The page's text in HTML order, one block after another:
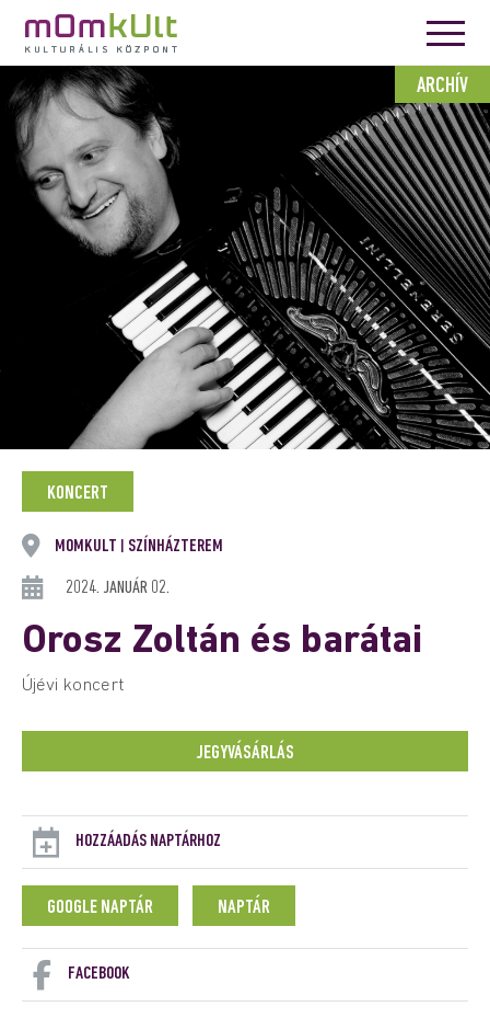
ARCHÍV
KONCERT
MOMKULT SZÍNHÁZTEREM
2024. JANUÁR 02.
Orosz Zoltán és barátai
Újévi koncert
JEGYVÁSÁRLÁS
HOZZÁADÁS NAPTÁRHOZ
GOOGLE NAPTÁR NAPTÁR
FACEBOOK